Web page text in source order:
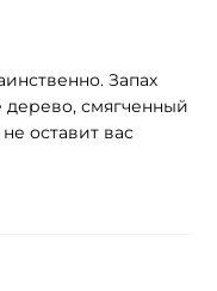
Запах
дерево, смягченный
оставит вас